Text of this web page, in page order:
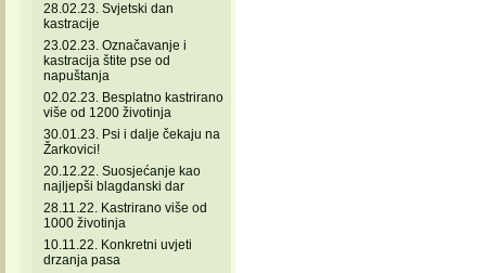
28.02.23. Svjetski dan
kastracije
23.02.23. Označavanje i
kastracija štite pse od
napuštanja
02.02.23. Besplatno kastrirano
više od 1200 životinja
30.01.23. Psi i dalje čekaju na
Žarkovici!
20.12.22. Suosjećanje kao
najljepši blagdanski dar
28.11.22. Kastrirano više od
1000 životinja
10.11.22. Konkretni uvjeti
drzanja pasa